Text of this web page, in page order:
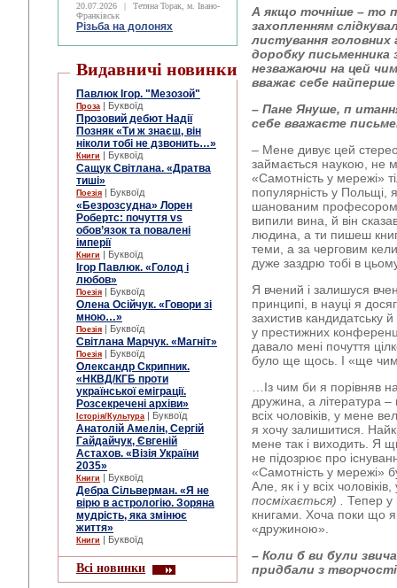
20.07.2026 |
Тетяна Торак, м. Івано-
Франківськ
Різьба на долонях
Видавничі новинки
Павлюк Ігор. "Мезозой"
Проза | Буквоїд
Прозовий дебют Надії
Позняк «Ти ж знаєш, він
ніколи тобі не дзвонить…»
Книги | Буквоїд
Сащук Світлана. «Дратва
тиші»
Поезія | Буквоїд
«Безрозсудна» Лорен
Робертс: почуття vs
обов’язок та повалені
імперії
Книги | Буквоїд
Ігор Павлюк. «Голод і
любов»
Поезія | Буквоїд
Олена Осійчук. «Говори зі
мною…»
Поезія | Буквоїд
Світлана Марчук. «Магніт»
Поезія | Буквоїд
Олександр Скрипник.
«НКВД/КГБ проти
української еміграції.
Розсекречені архіви»
Історія/Культура | Буквоїд
Анатолій Амелін, Сергій
Гайдайчук, Євгеній
Астахов. «Візія України
2035»
Книги | Буквоїд
Дебра Сільверман. «Я не
вірю в астрологію. Зоряна
мудрість, яка змінює
життя»
Книги | Буквоїд
Всі новинки
А якщо точніше – то
захопленням
листування головних
доробку письменника
незважаючи на цей
вважає себе
– Пане Януше, п
себе вважаєте
– Мене дивує цей
займається наукою, не
«Самотність у мережі»
популярність у Польщі,
шанованим професором
випили вина, й він
людина, а ти пишеш
теми, а за черговим
дуже заздрю тобі в
Я вчений і залишуся
принципі, в науці я
захистив кандидатську
у престижних
давало мені почуття
було ще щось. І «ще
…Із чим би я порівняв
дружина, а література
всіх чоловіків, у мене
я хочу залишитися.
мене так і виходить. Я
не підозрює про
«Самотність у мережі»
Але, як і у всіх
посміхається)
Тепер у
книгами. Хоча поки що
«дружиною».
– Коли б ви були
придбали з